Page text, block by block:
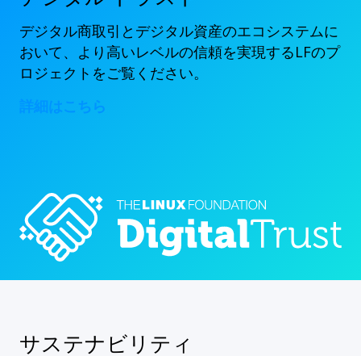
デジタル商取引とデジタル資産のエコシステムに
おいて、より高いレベルの信頼を実現するLFのプ
ロジェクトをご覧ください。
詳細はこちら
サステナビリティ